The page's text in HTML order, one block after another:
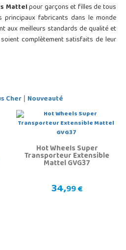
Mattelpour garçons et filles de tous
fabricants dans le monde
aux meilleurs standards de qualité et
complètement satisfaits de leur
Cher | Nouveauté
Hot Wheels Super
Transporteur Extensible
Mattel GVG37
34,99 €